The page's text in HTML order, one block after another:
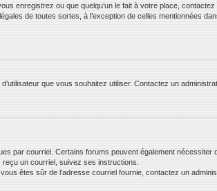
enregistrez ou que quelqu’un le fait à votre place,
de toutes sortes, à l’exception de celles mentionnées
que vous souhaitez utiliser. Contactez un
par courriel. Certains forums peuvent également
un courriel, suivez ses instructions.
êtes sûr de l’adresse courriel fournie, contactez un